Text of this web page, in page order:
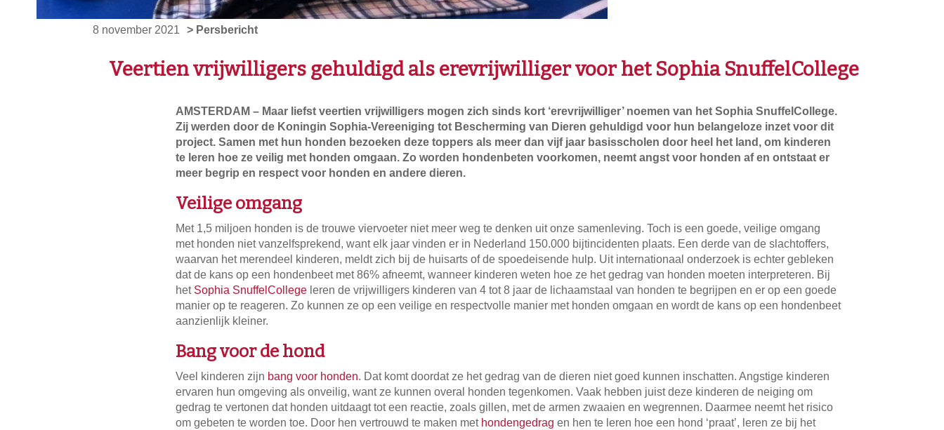
8 november 2021 > Persbericht
Veertien vrijwilligers gehuldigd als erevrijwilliger voor het Sophia SnuffelCollege
AMSTERDAM – Maar liefst veertien vrijwilligers mogen zich sinds kort ‘erevrijwilliger’ noemen van het Sophia SnuffelCollege.
Zij werden door de Koningin Sophia-Vereeniging tot Bescherming van Dieren gehuldigd voor hun belangeloze inzet voor dit
project. Samen met hun honden bezoeken deze toppers als meer dan vijf jaar basisscholen door heel het land, om kinderen
te leren hoe ze veilig met honden omgaan. Zo worden hondenbeten voorkomen, neemt angst voor honden af en ontstaat er
meer begrip en respect voor honden en andere dieren.
Veilige omgang
Met 1,5 miljoen honden is de trouwe viervoeter niet meer weg te denken uit onze samenleving. Toch is een goede, veilige omgang
met honden niet vanzelfsprekend, want elk jaar vinden er in Nederland 150.000 bijtincidenten plaats. Een derde van de slachtoffers,
waarvan het merendeel kinderen, meldt zich bij de huisarts of de spoedeisende hulp. Uit internationaal onderzoek is echter gebleken
dat de kans op een hondenbeet met 86% afneemt, wanneer kinderen weten hoe ze het gedrag van honden moeten interpreteren. Bij
het Sophia SnuffelCollege leren de vrijwilligers kinderen van 4 tot 8 jaar de lichaamstaal van honden te begrijpen en er op een goede
manier op te reageren. Zo kunnen ze op een veilige en respectvolle manier met honden omgaan en wordt de kans op een hondenbeet
aanzienlijk kleiner.
Bang voor de hond
Veel kinderen zijn bang voor honden. Dat komt doordat ze het gedrag van de dieren niet goed kunnen inschatten. Angstige kinderen
ervaren hun omgeving als onveilig, want ze kunnen overal honden tegenkomen. Vaak hebben juist deze kinderen de neiging om
gedrag te vertonen dat honden uitdaagt tot een reactie, zoals gillen, met de armen zwaaien en wegrennen. Daarmee neemt het risico
om gebeten te worden toe. Door hen vertrouwd te maken met hondengedrag en hen te leren hoe een hond ‘praat’, leren ze bij het